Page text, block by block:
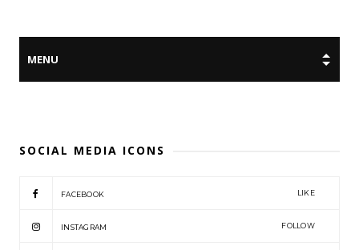
SOCIAL MEDIA ICONS
FACEBOOK LIKE
INSTAGRAM FOLLOW